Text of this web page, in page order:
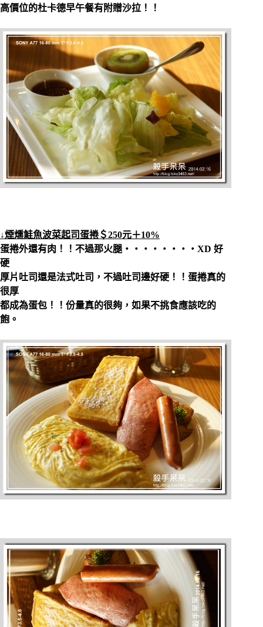
高價位的杜卡德早午餐有附贈沙拉！！
↓煙燻鮭魚波菜起司蛋捲＄250元＋10%
蛋捲外還有肉！！不過那火腿‧‧‧‧‧‧‧‧XD 好
硬
厚片吐司還是法式吐司，不過吐司邊好硬！！蛋捲真的
很厚
都成為蛋包！！份量真的很夠，如果不挑食應該吃的
飽。